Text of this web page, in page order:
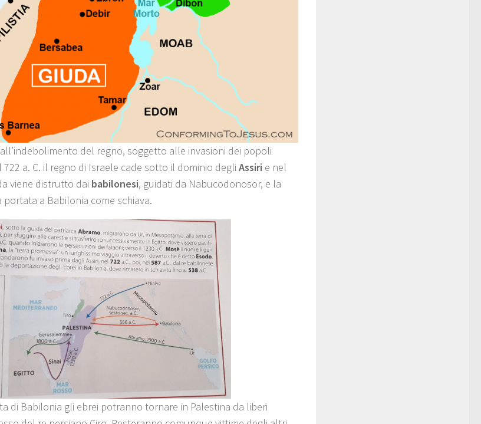
del regno, soggetto alle invasioni dei popoli
a. C. il regno di Israele cade sotto il dominio degli Assiri e nel
viene distrutto dai babilonesi, guidati da Nabucodonosor, e la
a Babilonia come schiava.
di Babilonia gli ebrei potranno tornare in Palestina da liberi